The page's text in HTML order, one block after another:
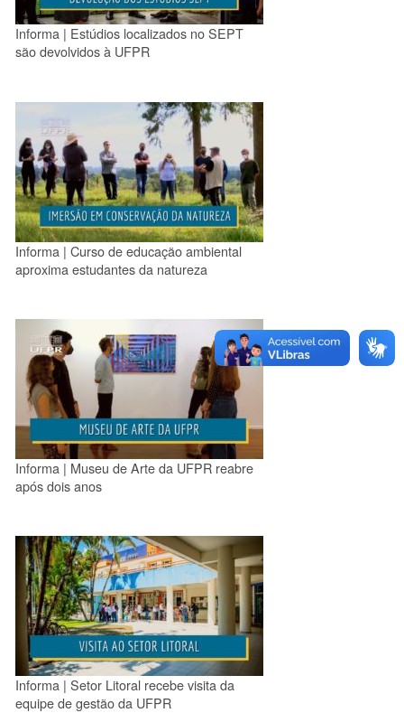
Informa | Estúdios localizados no SEPT
são devolvidos à UFPR
Informa | Curso de educação ambiental
aproxima estudantes da natureza
Informa | Museu de Arte da UFPR reabre
após dois anos
Informa | Setor Litoral recebe visita da
equipe de gestão da UFPR